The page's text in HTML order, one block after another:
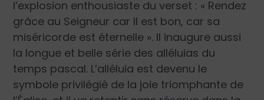
l’explosion enthousiaste du verset : « Rendez
grâce au Seigneur car Il est bon, car sa
miséricorde est éternelle ». Il inaugure aussi
la longue et belle série des alléluias du
temps pascal. L’alléluia est devenu le
symbole privilégié de la joie triomphante de